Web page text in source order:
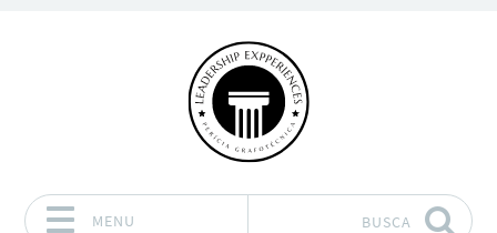
MENU BUSCA